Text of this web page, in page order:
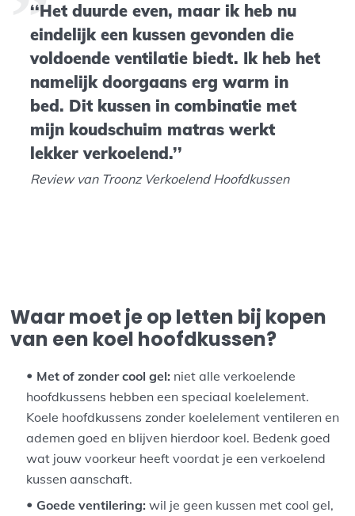
‘‘Het duurde even, maar ik heb nu
eindelijk een kussen gevonden die
voldoende ventilatie biedt. Ik heb het
namelijk doorgaans erg warm in
bed. Dit kussen in combinatie met
mijn koudschuim matras werkt
lekker verkoelend.’’
Review van Troonz Verkoelend Hoofdkussen
Waar moet je op letten bij kopen
van een koel hoofdkussen?
Met of zonder cool gel: niet alle verkoelende
hoofdkussens hebben een speciaal koelelement.
Koele hoofdkussens zonder koelelement ventileren en
ademen goed en blijven hierdoor koel. Bedenk goed
wat jouw voorkeur heeft voordat je een verkoelend
kussen aanschaft.
Goede ventilering: wil je geen kussen met cool gel,